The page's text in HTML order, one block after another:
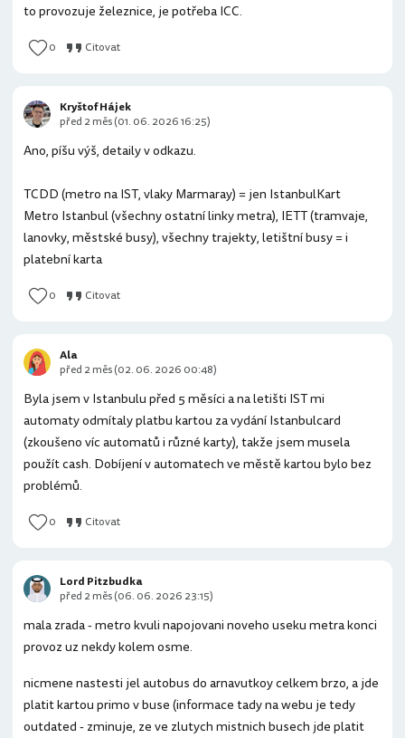
to provozuje železnice, je potřeba ICC.
0 Citovat
Ano, píšu výš, detaily v odkazu.
TCDD (metro na IST, vlaky Marmaray) = jen IstanbulKart
Metro Istanbul (všechny ostatní linky metra), IETT (tramvaje,
lanovky, městské busy), všechny trajekty, letištní busy = i
platební karta
0 Citovat
Kryštof Hájek
před 2 měs (01. 06. 2026 16:25)
Byla jsem v Istanbulu před 5 měsíci a na letišti IST mi
automaty odmítaly platbu kartou za vydání Istanbulcard
(zkoušeno víc automatů i různé karty), takže jsem musela
použít cash. Dobíjení v automatech ve městě kartou bylo bez
problémů.
0 Citovat
Ala
před 2 měs (02. 06. 2026 00:48)
mala zrada - metro kvuli napojovani noveho useku metra konci
provoz uz nekdy kolem osme.
nicmene nastesti jel autobus do arnavutkoy celkem brzo, a jde
platit kartou primo v buse (informace tady na webu je tedy
outdated - zminuje, ze ve zlutych mistnich busech jde platit
Lord Pitzbudka
před 2 měs (06. 06. 2026 23:15)